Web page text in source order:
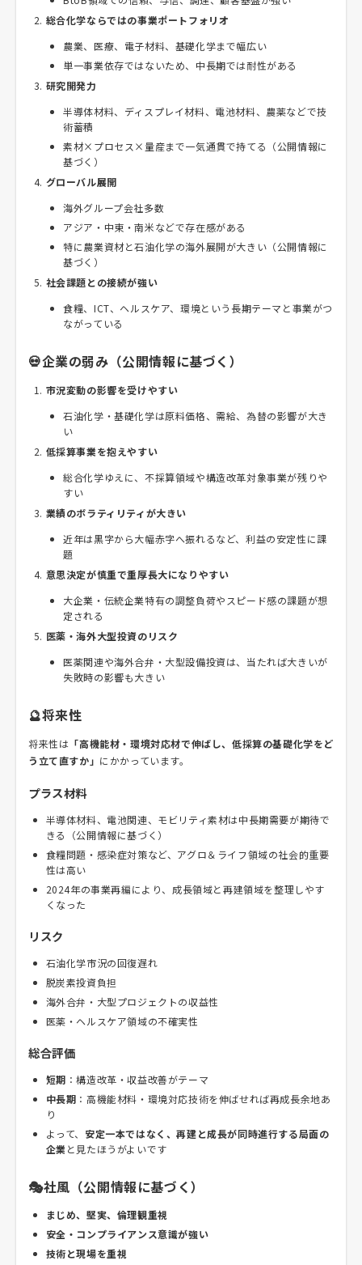
総合化学ならではの事業ポートフォリオ
農業、医療、電子材料、基礎化学まで幅広い
単一事業依存ではないため、中長期では耐性がある
研究開発力
半導体材料、ディスプレイ材料、電池材料、農薬などで技
術蓄積
素材×プロセス×量産まで一気通貫で持てる（公開情報に
基づく）
グローバル展開
海外グループ会社多数
アジア・中東・南米などで存在感がある
特に農業資材と石油化学の海外展開が大きい（公開情報に
基づく）
社会課題との接続が強い
食糧、ICT、ヘルスケア、環境という長期テーマと事業がつ
ながっている
💀企業の弱み（公開情報に基づく）
市況変動の影響を受けやすい
石油化学・基礎化学は原料価格、需給、為替の影響が大き
い
低採算事業を抱えやすい
総合化学ゆえに、不採算領域や構造改革対象事業が残りや
すい
業績のボラティリティが大きい
近年は黒字から大幅赤字へ振れるなど、利益の安定性に課
題
意思決定が慎重で重厚長大になりやすい
大企業・伝統企業特有の調整負荷やスピード感の課題が想
定される
医薬・海外大型投資のリスク
医薬関連や海外合弁・大型設備投資は、当たれば大きいが
失敗時の影響も大きい
🔮将来性
将来性は 「高機能材・環境対応材で伸ばし、低採算の基礎化学をど
う立て直すか」 にかかっています。
プラス材料
半導体材料、電池関連、モビリティ素材は中長期需要が期待で
きる（公開情報に基づく）
食糧問題・感染症対策など、アグロ＆ライフ領域の社会的重要
性は高い
2024年の事業再編により、成長領域と再建領域を整理しやす
くなった
リスク
石油化学市況の回復遅れ
脱炭素投資負担
海外合弁・大型プロジェクトの収益性
医薬・ヘルスケア領域の不確実性
総合評価
短期 ：構造改革・収益改善がテーマ
中長期 ：高機能材料・環境対応技術を伸ばせれば再成長余地あ
り
よって、 安定一本ではなく、再建と成長が同時進行する局面の
企業 と見たほうがよいです
🎭社風（公開情報に基づく）
まじめ、堅実、倫理観重視
安全・コンプライアンス意識が強い
技術と現場を重視